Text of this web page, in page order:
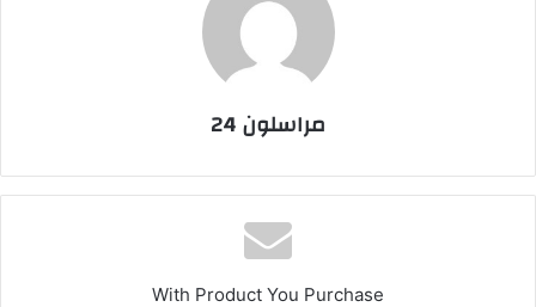
مراسلون 24
With Product You Purchase